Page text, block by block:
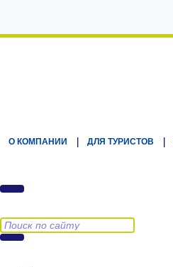
О КОМПАНИИ ДЛЯ ТУРИСТОВ